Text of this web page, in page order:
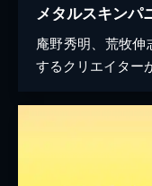
庵野秀明、荒牧
するクリエイター